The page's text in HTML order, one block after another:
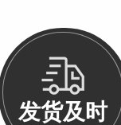
发货及时